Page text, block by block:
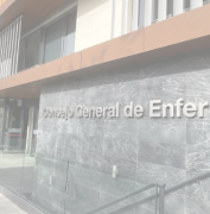
decidida por la
total más de 20.909
en alguna de sus
formativas
reales de la
Además, las